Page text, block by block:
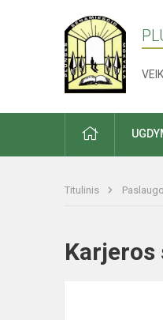
PRADŽIA
Titulinis